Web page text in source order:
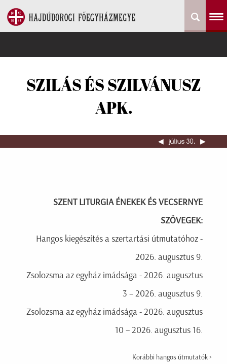
SZILÁS ÉS SZILVÁNUSZ
APK.
◀︎ július 30. ▶︎
SZENT LITURGIA ÉNEKEK ÉS VECSERNYE
SZÖVEGEK:
Hangos kiegészítés a szertartási útmutatóhoz -
2026. augusztus 9.
Zsolozsma az egyház imádsága - 2026. augusztus
3 – 2026. augusztus 9.
Zsolozsma az egyház imádsága - 2026. augusztus
10 – 2026. augusztus 16.
Korábbi hangos útmutatók >